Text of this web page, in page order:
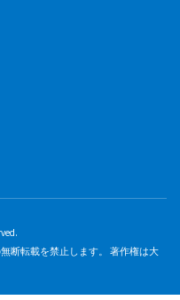
断転載を禁止します。 著作権は大